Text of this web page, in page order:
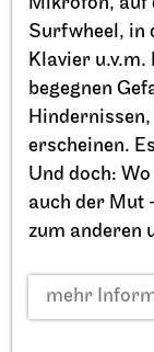
Mikrofon, auf
Surfwheel, in
Klavier u.v.m.
begegnen
erscheinen.
Und doch:
auch der Mut
zum anderen
mehr
JOiN
Theaterfest
Singend
20.09.2026
13:30 - 14:30
Fr, 25.09.2026